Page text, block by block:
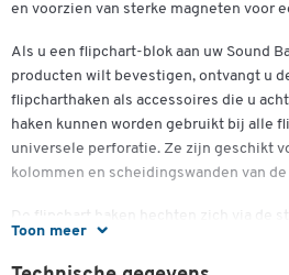
Toon meer
en voorzien van sterke magneten voor
Als u een flipchart-blok aan uw Sound
producten wilt bevestigen, ontvangt u
flipcharthaken als accessoires die u
haken kunnen worden gebruikt bij alle
universele perforatie. Ze zijn geschikt
kolommen en scheidingswanden van
De flipchart haken hechten zich via de
magneten aan de binnenste metalen
producten. Ze zijn gemaakt van
Dubbelklik om in te